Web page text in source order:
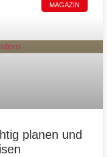
MAGAZIN
planen und